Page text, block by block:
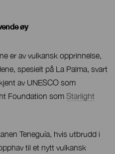
øy
er av vulkansk opprinnelse,
spesielt på La Palma, svart
av UNESCO som
Foundation somStarlight
Teneguía, hvis utbrudd i
til et nytt vulkansk